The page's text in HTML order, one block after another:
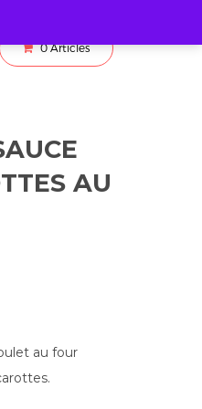
0 Articles
AU
au four